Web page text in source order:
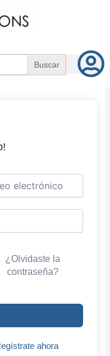
¿Olvidaste la
contraseña?
ahora